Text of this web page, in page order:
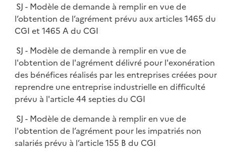
SJ - Modèle de demande à remplir en vue de
l’obtention de l’agrément prévu aux articles 1465 du
CGI et 1465 A du CGI
SJ - Modèle de demande à remplir en vue de
l'obtention de l'agrément délivré pour l'exonération
des bénéfices réalisés par les entreprises créées pour
reprendre une entreprise industrielle en difficulté
prévu à l'article 44 septies du CGI
SJ - Modèle de demande à remplir en vue de
l'obtention de l’agrément pour les impatriés non
salariés prévu à l’article 155 B du CGI